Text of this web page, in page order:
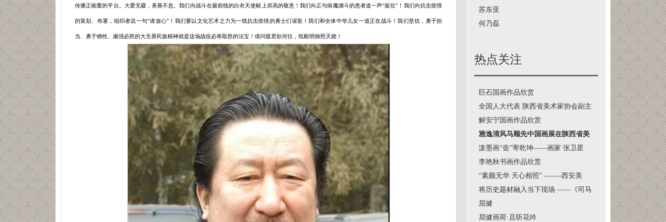
传播正能量的平台。大爱无疆，美善不息。我们向战斗在最前线的白衣天使献上崇高的敬意！我们向正与病魔缠斗的患者道一声“挺住”！我们向抗击疫情
的策划、布署，组织者说一句“请放心”！我们要以文化艺术之力为一线抗击疫情的勇士们讴歌！我们和全体中华儿女一道正在战斗！我们坚信，勇于担
当、勇于牺牲、顽强必胜的大无畏民族精神就是这场战役必将取胜的法宝！借问瘟君欲何往，纸船明烛照天烧！
术博物馆
苏东亚
何乃磊
热点关注
巨石国画作品欣赏
全国人大代表 陕西省美术家协会副主
席宋
解安宁国画作品欣赏
雅逸清风马顺先中国画展在陕西省美
术博物馆
泼墨画“壶”寄乾坤——画家 张卫星
李艳秋书画作品欣赏
“素颜无华 天心相照” -------西安美
将历史题材融入当下现场 ——《司马
迁与史
屈健
屈健画荷·且听花吟